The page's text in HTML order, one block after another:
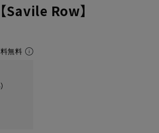
Savile Row】
無料
）